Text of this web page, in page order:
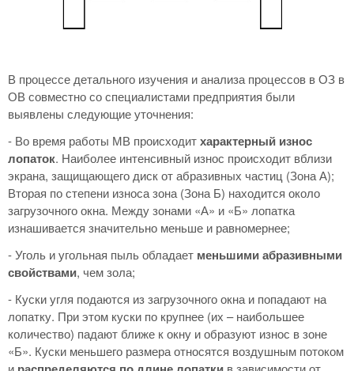
В процессе детального изучения и анализа процессов в ОЗ в
ОВ совместно со специалистами предприятия были
выявлены следующие уточнения:
- Во время работы МВ происходитхарактерный износ
лопаток. Наиболее интенсивный износ происходит вблизи
экрана, защищающего диск от абразивных частиц (Зона А);
Вторая по степени износа зона (Зона Б) находится около
загрузочного окна. Между зонами «А» и «Б» лопатка
изнашивается значительно меньше и равномернее;
- Уголь и угольная пыль обладает меньшими абразивными
свойствами, чем зола;
- Куски угля подаются из загрузочного окна и попадают на
лопатку. При этом куски по крупнее (их – наибольшее
количество) падают ближе к окну и образуют износ в зоне
«Б». Куски меньшего размера относятся воздушным потоком